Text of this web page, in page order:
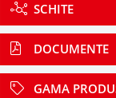
SCHITE
DOCUMENTE
GAMA